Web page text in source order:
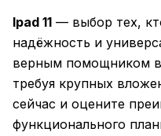
Ipad 11 — выбор тех,
надёжность и
верным помощником в
требуя крупных
сейчас и оцените
функционального